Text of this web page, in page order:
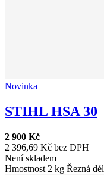
Novinka
STIHL HSA 30
2 900 Kč
2 396,69 Kč bez DPH
Není skladem
Hmostnost 2 kg Řezná